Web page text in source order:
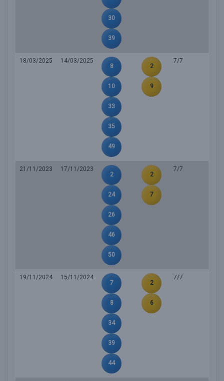
30
39
18/03/2025
14/03/2025
8
10
33
35
49
2
9
7/7
21/11/2023
17/11/2023
2
24
26
46
50
2
7
7/7
19/11/2024
15/11/2024
7
8
34
39
44
2
6
7/7